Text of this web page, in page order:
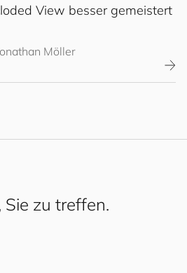
View besser gemeistert
Möller
zu treffen.